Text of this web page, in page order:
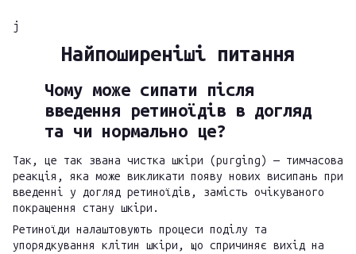
j
Найпоширеніші питання
Чому може сипати після
введення ретиноїдів в догляд
та чи нормально це?
Так, це так звана чистка шкіри (purging) — тимчасова
реакція, яка може викликати появу нових висипань при
введенні у догляд ретиноїдів, замість очікуваного
покращення стану шкіри.
Ретиноїди налаштовують процеси поділу та
упорядкування клітин шкіри, що спричиняє вихід на